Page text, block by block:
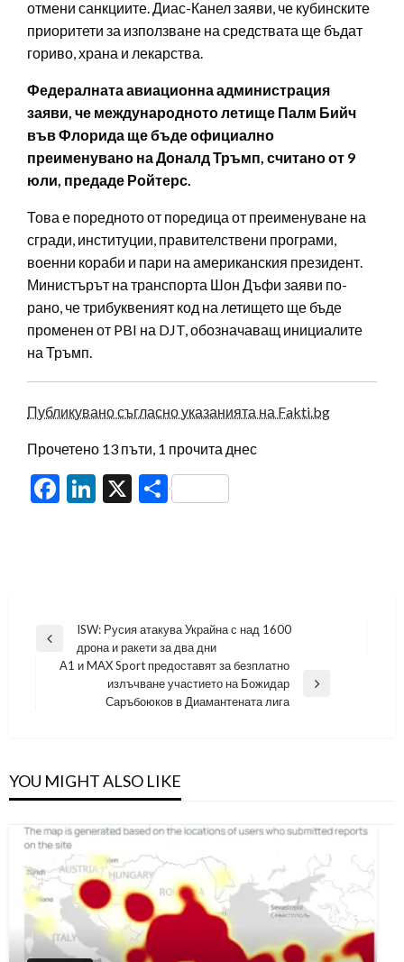
отмени санкциите. Диас-Канел заяви, че кубинските
приоритети за използване на средствата ще бъдат
гориво, храна и лекарства.
Федералната авиационна администрация
заяви, че международното летище Палм Бийч
във Флорида ще бъде официално
преименувано на Доналд Тръмп, считано от 9
юли, предаде Ройтерс.
Това е поредното от поредица от преименуване на
сгради, институции, правителствени програми,
военни кораби и пари на американския президент.
Министърът на транспорта Шон Дъфи заяви по-
рано, че трибуквеният код на летището ще бъде
променен от PBI на DJT, обозначаващ инициалите
на Тръмп.
Публикувано съгласно указанията на Fakti.bg
Прочетено 13 пъти, 1 прочита днес
Facebook
LinkedIn
X Share
Навигация
Previous
ISW: Русия атакува Украйна с над 1600
дрона и ракети за два дни
А1 и MAX Sport предоставят за безплатно
излъчване участието на Божидар
Саръбоюков в Диамантената лига
YOU MIGHT ALSO LIKE